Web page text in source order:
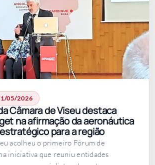
05/2026
Câmara de Viseu destaca
na afirmação da aeronáutica
para a região
acolheu o primeiro Fórum de
iniciativa que reuniu entidades